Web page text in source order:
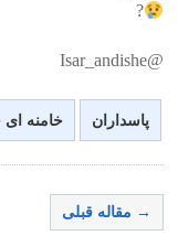
?
@Isar_andishe
پاسداران خامنه ای
→ مقاله قبلی